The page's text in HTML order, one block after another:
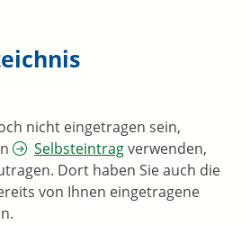
nicht eingetragen sein,
Selbsteintragverwenden,
Dort haben Sie auch die
von Ihnen eingetragene